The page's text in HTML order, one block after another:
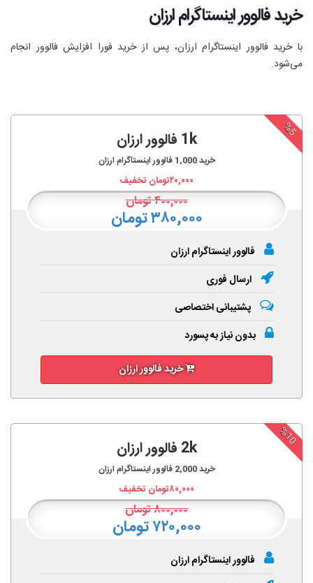
خرید فالوور اینستاگرام ارزان
با خرید فالوور اینستاگرام ارزان، پس از خرید فورا افزایش فالوور انجام‌
می‌شود.
%5 1k فالوور ارزان
خرید1,000 فالوور اینستاگرام ارزان
۲۰,۰۰۰تومان تخفیف
۴۰۰,۰۰۰تومان
۳۸۰,۰۰۰ تومان
فالوور اینستاگرام ارزان
ارسال فوری
پشتیبانی اختصاصی
بدون نیاز به پسورد
خرید فالوور ارزان
%10
2k فالوور ارزان
خرید2,000 فالوور اینستاگرام ارزان
۸۰,۰۰۰تومان تخفیف
۸۰۰,۰۰۰تومان
۷۲۰,۰۰۰ تومان
فالوور اینستاگرام ارزان